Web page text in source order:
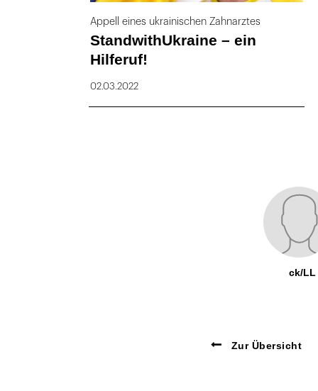
Appell eines ukrainischen Zahnarztes
StandwithUkraine – ein
Hilferuf!
02.03.2022
ck/LL
Zur Übersicht